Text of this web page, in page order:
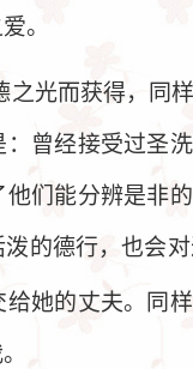
。
之光而获得，同
曾经接受过圣
们能分辨是非
的德行，也会
她的丈夫。同